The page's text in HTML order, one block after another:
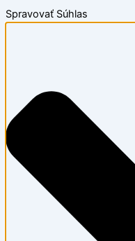
Spravovať Súhlas